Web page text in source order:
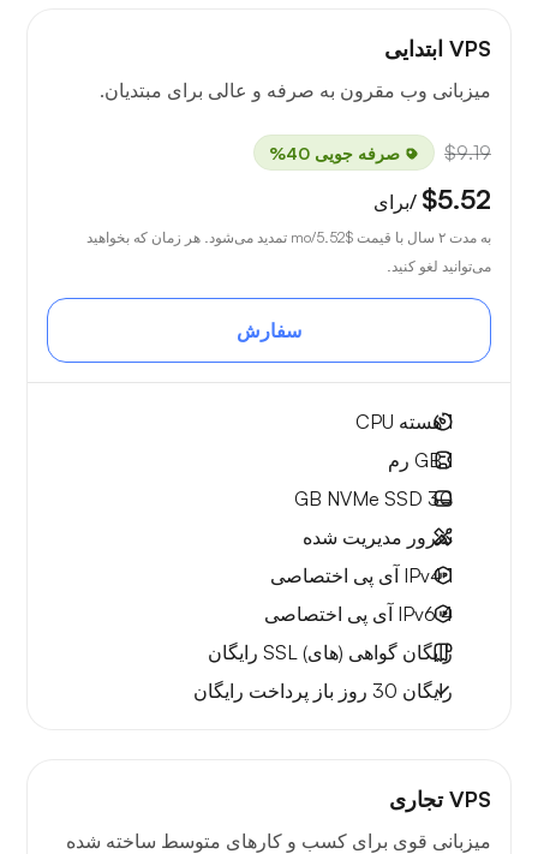
VPS ابتدایی
میزبانی وب مقرون به صرفه و عالی برای مبتدیان.
$9.19 صرفه جویی 40%
$5.52 /برای
به مدت ۲ سال با قیمت $5.52
/mo تمدید می‌شود. هر زمان که بخواهید
می‌توانید لغو کنید.
سفارش
1هسته CPU
1 GB
رم
30 GB
NVMe SSD
سرور مدیریت شده
1 IPv4
آی پی اختصاصی
4 IPv6
آی پی اختصاصی
رایگان گواهی (های) SSL رایگان
رایگان
باز پرداخت رایگان
VPS تجاری
میزبانی قوی برای کسب و کارهای متوسط ساخته شده